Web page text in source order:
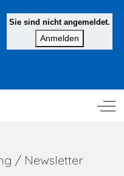
Sie sind nicht angemeldet.
Off-
/ Newsletter